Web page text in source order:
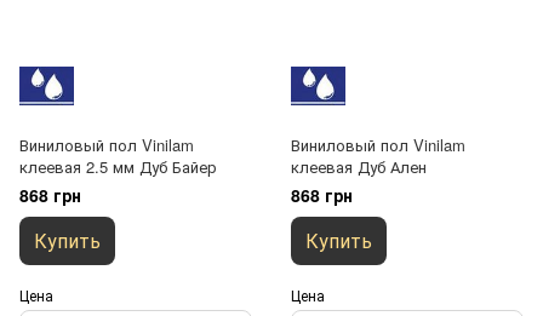
Виниловый пол Vinilam
клеевая 2.5 мм Дуб Байер
868 грн
Купить
Цена
Виниловый пол Vinilam
клеевая Дуб Ален
868 грн
Купить
Цена